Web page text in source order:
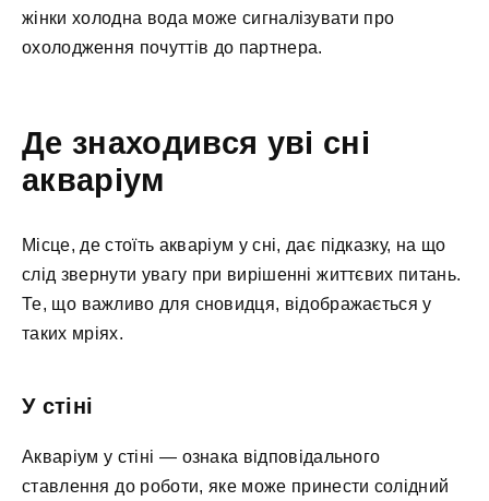
жінки холодна вода може сигналізувати про
охолодження почуттів до партнера.
Де знаходився уві сні
акваріум
Місце, де стоїть акваріум у сні, дає підказку, на що
слід звернути увагу при вирішенні життєвих питань.
Те, що важливо для сновидця, відображається у
таких мріях.
У стіні
Акваріум у стіні — ознака відповідального
ставлення до роботи, яке може принести солідний